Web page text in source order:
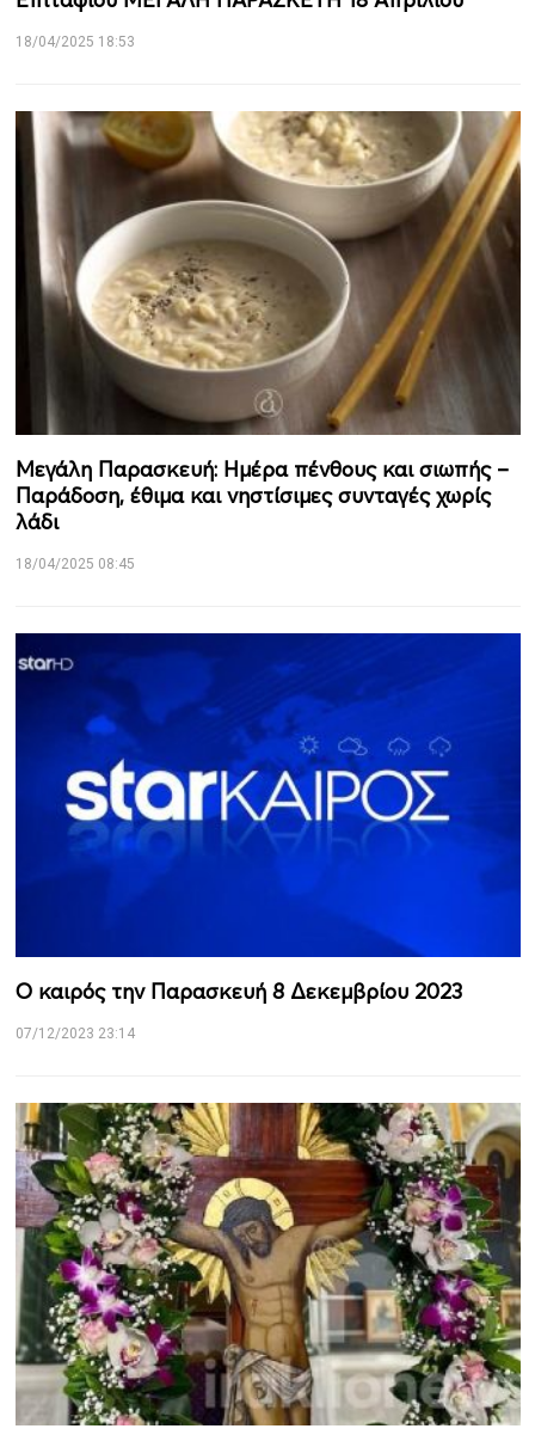
18/04/2025 18:53
Μεγάλη Παρασκευή: Ημέρα πένθους και σιωπής –
Παράδοση, έθιμα και νηστίσιμες συνταγές χωρίς
λάδι
18/04/2025 08:45
Ο καιρός την Παρασκευή 8 Δεκεμβρίου 2023
07/12/2023 23:14